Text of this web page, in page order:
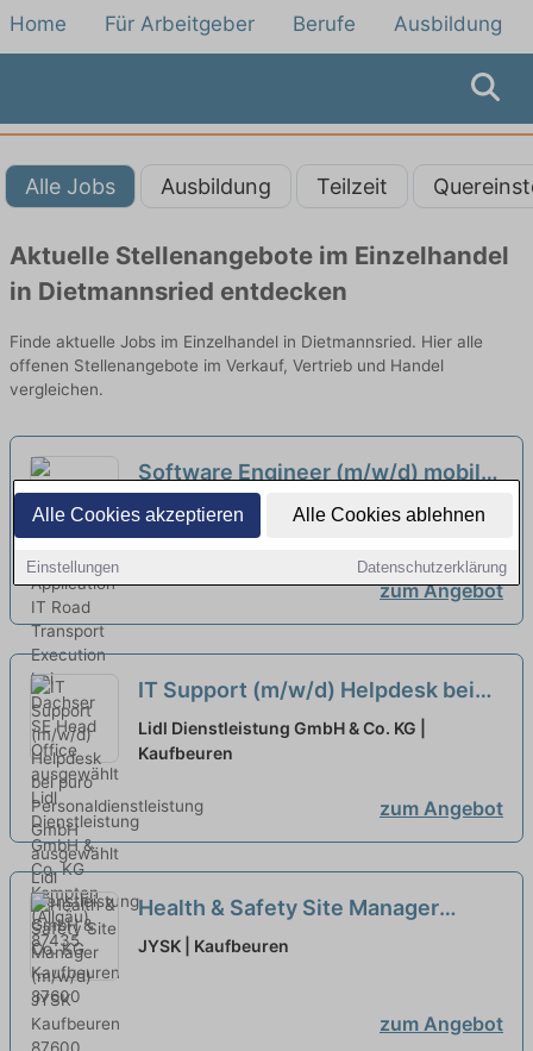
Alle Cookies akzeptieren Alle Cookies ablehnen
Einstellungen Datenschutzerklärung
Home Für Arbeitgeber Berufe Ausbildung
Alle Jobs Ausbildung Teilzeit
Aktuelle Stellenangebote im Einzelhandel
in Dietmannsried entdecken
Finde aktuelle Jobs im Einzelhandel in Dietmannsried. Hier alle
offenen Stellenangebote im Verkauf, Vertrieb und Handel
vergleichen.
Software Engineer (m/w/d) mobile
Application IT Road Transport
Execution bei Dachser SE Head
Lidl Dienstleistung GmbH & Co. KG | Kempten
(Allgäu)
zum Angebot
IT Support (m/w/d) Helpdesk bei
puro Personaldienstleistung GmbH
ausgewählt
Lidl Dienstleistung GmbH & Co. KG |
Kaufbeuren
zum Angebot
Health & Safety Site Manager
(m/w/d) neu
JYSK | Kaufbeuren
zum Angebot